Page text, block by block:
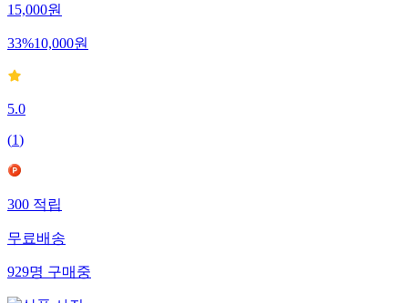
15,000원
33%10,000원
5.0
(1)
300적립
무료배송
929명구매중